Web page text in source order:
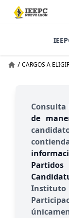
/ CARGOS A
de